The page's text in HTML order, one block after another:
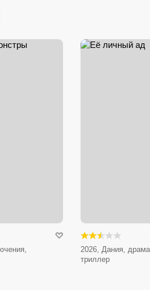
2026, Дания,
триллер